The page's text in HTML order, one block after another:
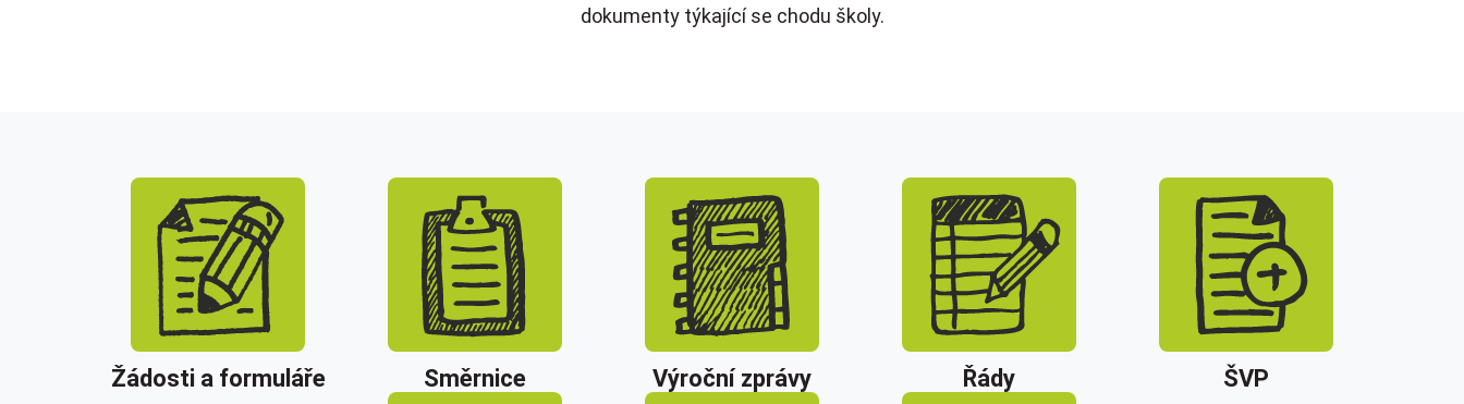
dokumenty týkající se chodu školy.
Žádosti a formuláře Směrnice Výroční zprávy Řády ŠVP